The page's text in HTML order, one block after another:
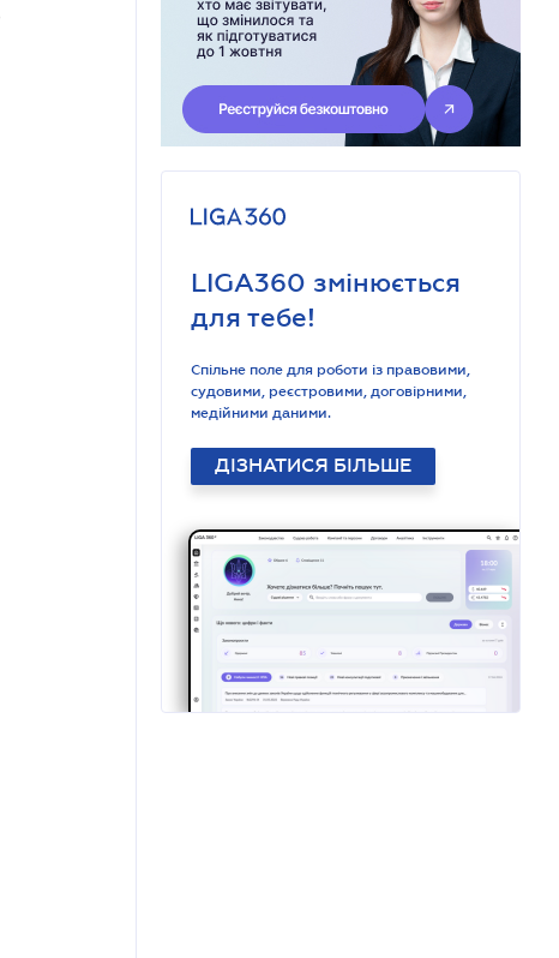
LIGA360 змінюється
для тебе!
Спільне поле для роботи із правовими,
судовими, реєстровими, договірними,
медійними даними.
ДІЗНАТИСЯ БІЛЬШЕ